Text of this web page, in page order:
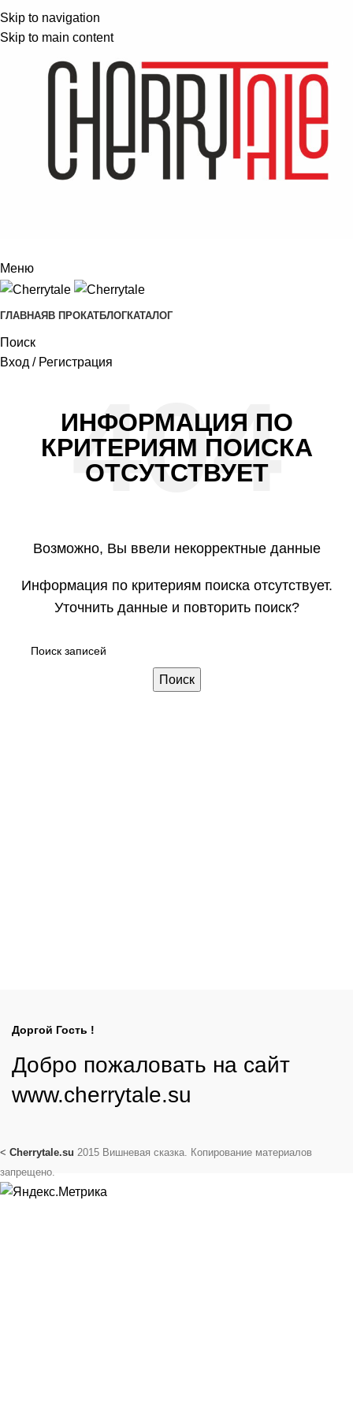
Skip to navigation
Skip to main content
Меню
ГЛАВНАЯВ ПРОКАТБЛОГКАТАЛОГ
Поиск
Вход / Регистрация
ИНФОРМАЦИЯ ПО
КРИТЕРИЯМ ПОИСКА
ОТСУТСТВУЕТ
Возможно, Вы ввели некорректные данные
Информация по критериям поиска отсутствует.
Уточнить данные и повторить поиск?
Поиск
Доргой Гость !
Добро пожаловать на сайт
www.cherrytale.su
< Cherrytale.su 2015 Вишневая сказка. Копирование материалов
запрещено.